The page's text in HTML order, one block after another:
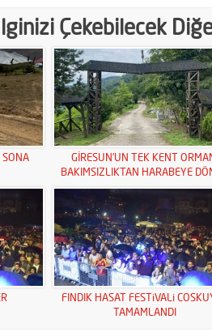
Çekebilecek
SONA
GİRESUN’UN TEK KENT
BAKIMSIZLIKTAN HARABEYE
FINDIK HASAT FESTiVALi
TAMAMLANDI